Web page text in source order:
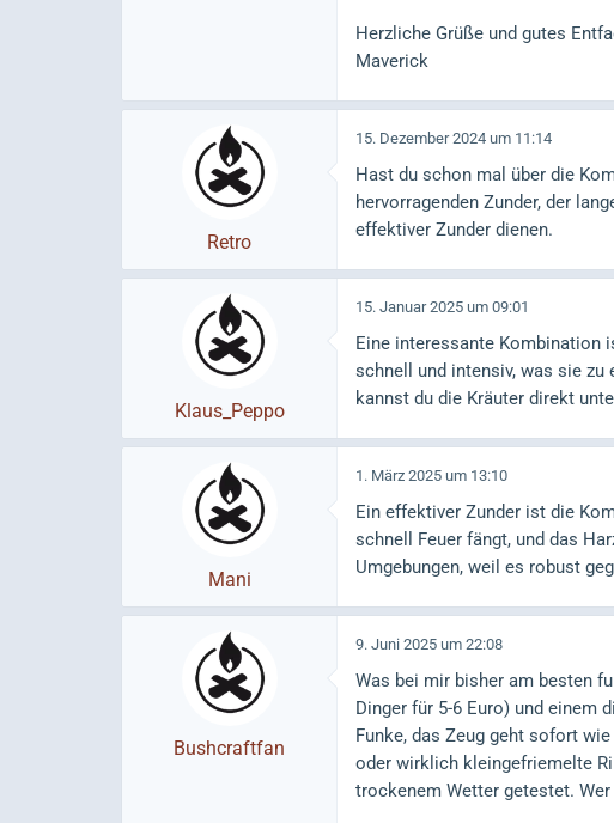
Herzliche Grüße und gutes
Maverick
Retro
15. Dezember 2024 um 11:14
Hast du schon mal über die
hervorragenden Zunder, der
effektiver Zunder dienen.
Klaus_Peppo
15. Januar 2025 um 09:01
Eine interessante Kombination
schnell und intensiv, was sie zu
kannst du die Kräuter direkt
Mani
1. März 2025 um 13:10
Ein effektiver Zunder ist die
schnell Feuer fängt, und das
Umgebungen, weil es robust
Bushcraftfan
9. Juni 2025 um 22:08
Was bei mir bisher am besten
Dinger für 5-6 Euro) und einem
Funke, das Zeug geht sofort
oder wirklich kleingefriemelte
trockenem Wetter getestet.